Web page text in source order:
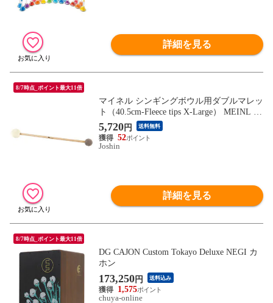
詳細を見る
8/7時点_ポイント最大11倍
マイネル シンギングボウル用ダブルマレッ
ト（40.5cm-Fleece tips X-Large） MEINL So
nicEnergy SINGING BOWL PROFESSIONA
L DOUBLE MALLET SB-PDM-F-XL 【返
品種別A】
5,720円 送料無料
52
Joshin
詳細を見る
8/7時点_ポイント最大11倍
DG CAJON Custom Tokayo Deluxe NEGI カ
ホン
173,250円 送料込み
1,575
chuya-online